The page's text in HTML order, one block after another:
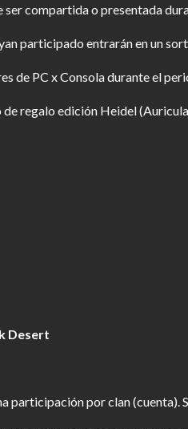
compartida o presentada
participado entrarán en un
de PC x Consola durante el
de regalo edición Heidel
Desert
participación por clan